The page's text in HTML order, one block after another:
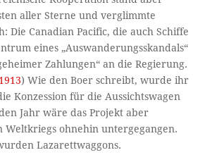
aller Sterne und verglimmte
Die Canadian Pacific, die auch Schiffe
eines „Auswanderungsskandals“
Zahlungen“ an die Regierung.
) Wie den Boer schreibt, wurde ihr
Konzession für die Aussichtswagen
Jahr wäre das Projekt aber
Weltkriegs ohnehin untergegangen.
Lazarettwaggons.